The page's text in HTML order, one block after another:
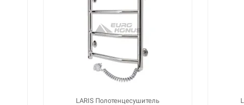
LARIS Полотенцесушитель